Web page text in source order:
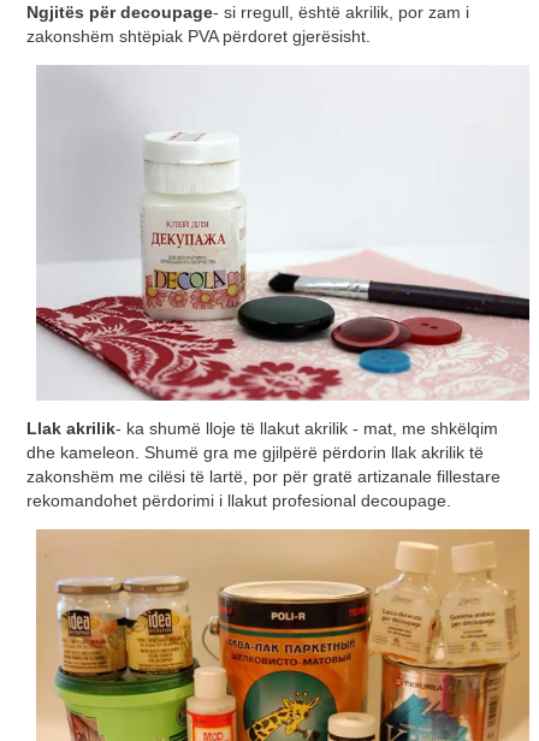
Ngjitës për decoupage- si rregull, është akrilik, por zam i
zakonshëm shtëpiak PVA përdoret gjerësisht.
Llak akrilik- ka shumë lloje të llakut akrilik - mat, me shkëlqim
dhe kameleon. Shumë gra me gjilpërë përdorin llak akrilik të
zakonshëm me cilësi të lartë, por për gratë artizanale fillestare
rekomandohet përdorimi i llakut profesional decoupage.